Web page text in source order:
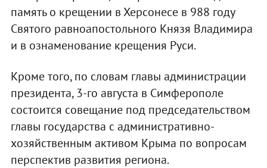
память о крещении в Херсонесе в 988 году
Святого равноапостольного Князя Владимира
и в ознаменование крещения Руси.
Кроме того, по словам главы администрации
президента, 3-го августа в Симферополе
состоится совещание под председательством
главы государства с административно-
хозяйственным активом Крыма по вопросам
перспектив развития региона.